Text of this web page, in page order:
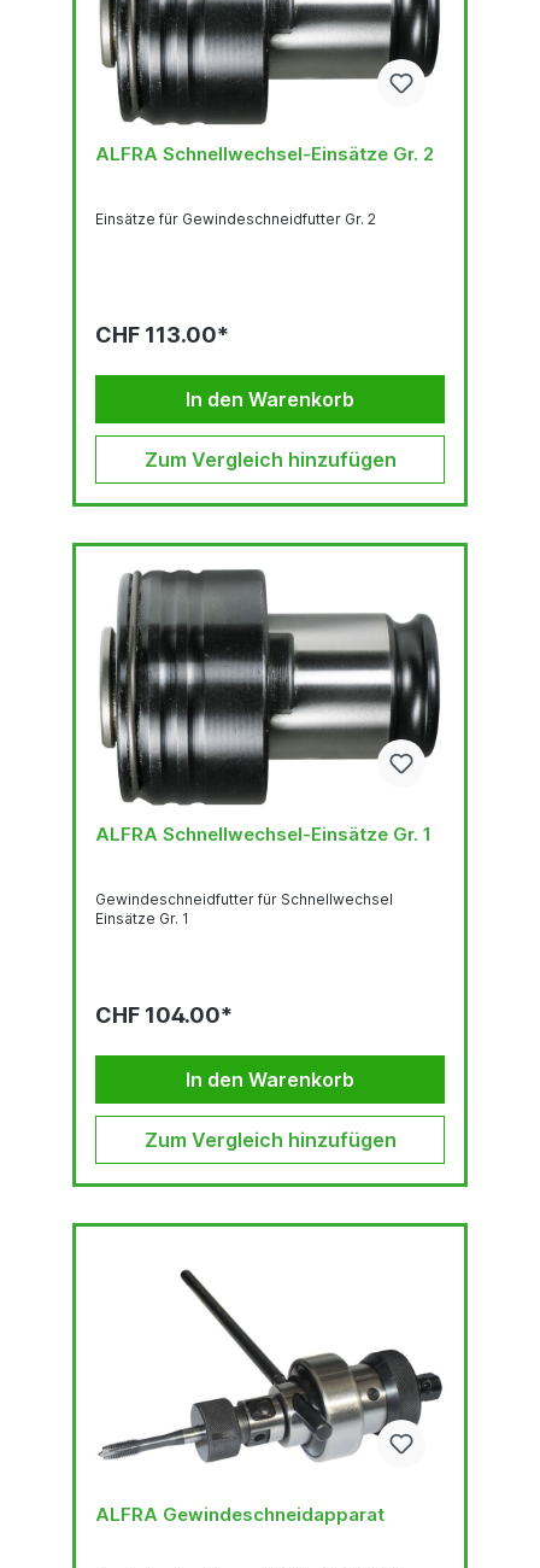
ALFRA Schnellwechsel-Einsätze Gr. 2
Einsätze für Gewindeschneidfutter Gr. 2
CHF 113.00*
In den Warenkorb
Zum Vergleich hinzufügen
ALFRA Schnellwechsel-Einsätze Gr. 1
Gewindeschneidfutter für Schnellwechsel
Einsätze Gr. 1
CHF 104.00*
In den Warenkorb
Zum Vergleich hinzufügen
ALFRA Gewindeschneidapparat